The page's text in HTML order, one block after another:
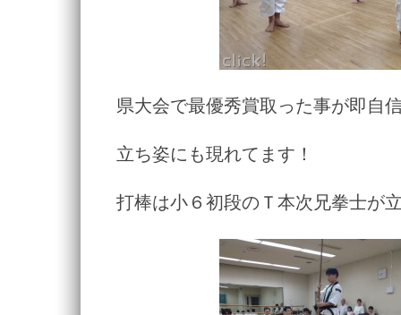
県大会で最優秀賞取った事が即自
立ち姿にも現れてます！
打棒は小６初段のＴ本次兄拳士が